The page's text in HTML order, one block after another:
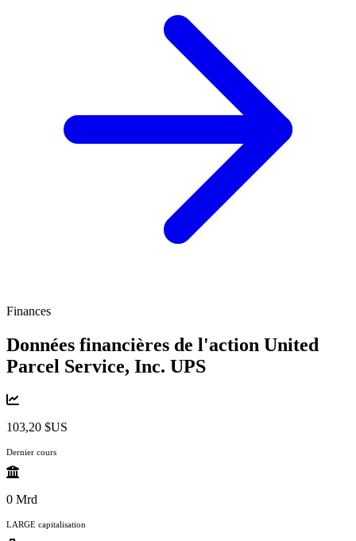
Finances
Données financières de l'action United
Parcel Service, Inc. UPS
103,20 $US
Dernier cours
0 Mrd
LARGE capitalisation